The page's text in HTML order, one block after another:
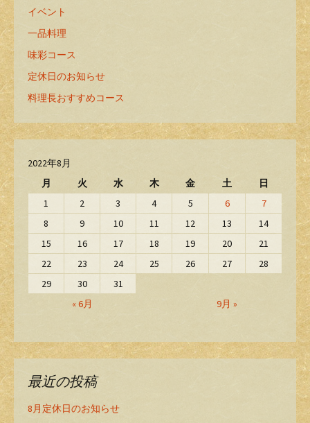
イベント
一品料理
味彩コース
定休日のお知らせ
料理長おすすめコース
2022年8月
月
火 水 木 金 土 日
« 6月 9月 »
1 2 3 4 5 6
7
8
9 10 11 12 13
14
15
16 17 18 19 20
21
22
23 24 25 26 27
28
29
30 31
最近の投稿
8月定休日のお知らせ